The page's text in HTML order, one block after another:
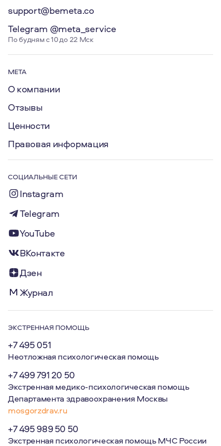
support@bemeta.co
Telegram @meta_service
По будням с 10 до 22 Мск
МЕТА
О компании
Отзывы
Ценности
Правовая информация
СОЦИАЛЬНЫЕ СЕТИ
Instagram
Telegram
YouTube
ВКонтакте
Дзен
Журнал
ЭКСТРЕННАЯ ПОМОЩЬ
+7 495 051
Неотложная психологическая помощь
+7 499 791 20 50
Экстренная медико-психологическая помощь
Департамента здравоохранения Москвы
mosgorzdrav.ru
+7 495 989 50 50
Экстренная психологическая помощь МЧС России